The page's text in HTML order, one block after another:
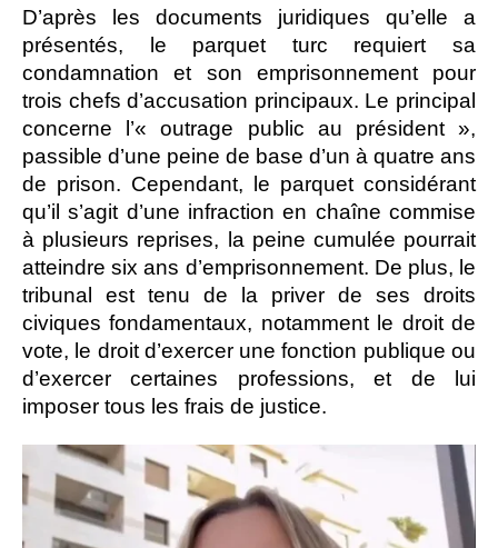
D’après les documents juridiques qu’elle a
présentés, le parquet turc requiert sa
condamnation et son emprisonnement pour
trois chefs d’accusation principaux. Le principal
concerne l’« outrage public au président »,
passible d’une peine de base d’un à quatre ans
de prison. Cependant, le parquet considérant
qu’il s’agit d’une infraction en chaîne commise
à plusieurs reprises, la peine cumulée pourrait
atteindre six ans d’emprisonnement. De plus, le
tribunal est tenu de la priver de ses droits
civiques fondamentaux, notamment le droit de
vote, le droit d’exercer une fonction publique ou
d’exercer certaines professions, et de lui
imposer tous les frais de justice.